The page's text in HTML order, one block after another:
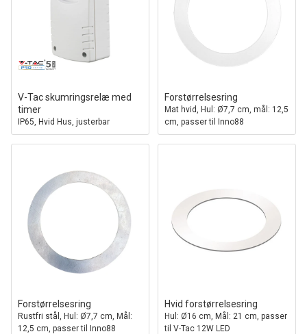
V-Tac skumringsrelæ med
timer
IP65, Hvid Hus, justerbar
følsomhed, justerbar timer
Forstørrelsesring
Mat hvid, Hul: Ø7,7 cm, mål: 12,5
cm, passer til Inno88
Forstørrelsesring
Rustfri stål, Hul: Ø7,7 cm, Mål:
12,5 cm, passer til Inno88
Hvid forstørrelsesring
Hul: Ø16 cm, Mål: 21 cm, passer
til V-Tac 12W LED